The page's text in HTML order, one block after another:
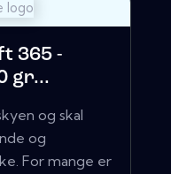
365 -
gr...
og skal
og
For mange er